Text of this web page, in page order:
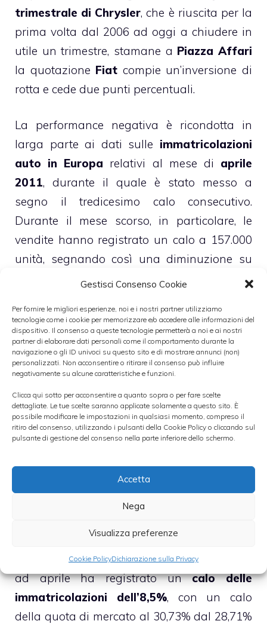
Gestisci Consenso Cookie
Per fornire le migliori esperienze, noi e i nostri partner utilizziamo
tecnologie come i cookie per memorizzare e/o accedere alle informazioni del
dispositivo. Il consenso a queste tecnologie permetterà a noi e ai nostri
partner di elaborare dati personali come il comportamento durante la
navigazione o gli ID univoci su questo sito e di mostrare annunci (non)
personalizzati. Non acconsentire o ritirare il consenso può influire
negativamente su alcune caratteristiche e funzioni.
Clicca qui sotto per acconsentire a quanto sopra o per fare scelte
dettagliate. Le tue scelte saranno applicate solamente a questo sito. È
possibile modificare le impostazioni in qualsiasi momento, compreso il
ritiro del consenso, utilizzando i pulsanti della Cookie Policy o cliccando sul
pulsante di gestione del consenso nella parte inferiore dello schermo.
Accetta
Nega
Visualizza preferenze
Cookie PolicyDichiarazione sulla Privacy
trimestrale di Chrysler, che è riuscita per la
prima volta dal 2006 ad oggi a chiudere in
utile un trimestre, stamane a Piazza Affari
la quotazione Fiat compie un’inversione di
rotta e cede due punti percentuali.
La performance negativa è ricondotta in
larga parte ai dati sulle immatricolazioni
auto in Europa relativi al mese di aprile
2011, durante il quale è stato messo a
segno il tredicesimo calo consecutivo.
Durante il mese scorso, in particolare, le
vendite hanno registrato un calo a 157.000
unità, segnando così una diminuzione su
base annua del 2,2%.
Si tratta di un risultato che ha colto di
sorpresa gli analisti, certi che ad aprile si
sarebbe verificata un’inversione di tendenza
nell’andamento delle immatricolazioni auto
in Europa rispetto ai mesi precedenti, in
quanto secondo le previsioni da aprile in poi
sarebbe dovuto cessare l’effetto incentivi
dalle singole case automobilistiche i dati
risultano decisamente negativi per
ad aprile ha registrato uncalo delle
immatricolazioni dell’8,5%, con un calo
della quota di mercato al 30,73% dal 28,71%